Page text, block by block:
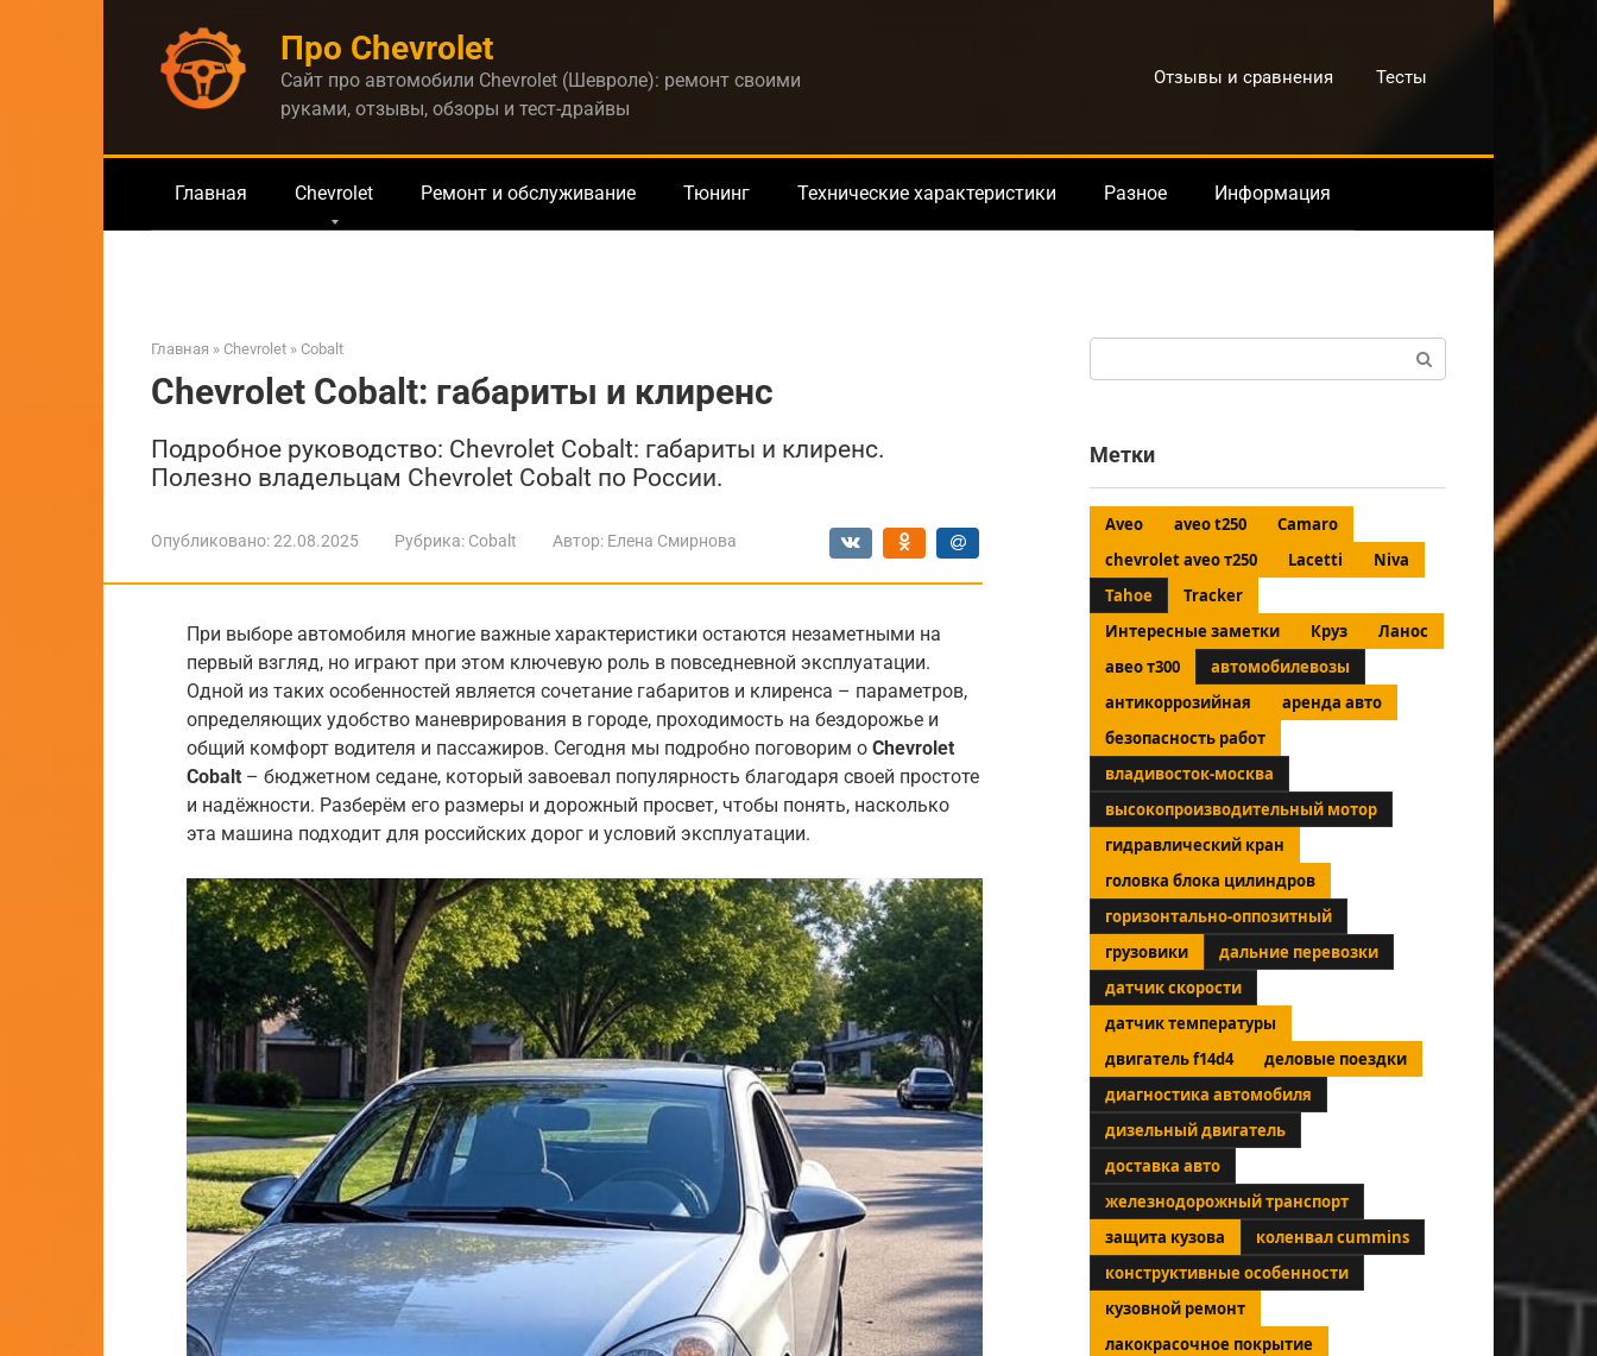
Про Chevrolet
Сайт про автомобили Chevrolet (Шевроле): ремонт своими
руками, отзывы, обзоры и тест-драйвы
Отзывы и сравнения Тесты
Главная Chevrolet Ремонт и обслуживание Тюнинг Технические характеристики Разное Информация
Главная » Chevrolet » Cobalt
Chevrolet Cobalt: габариты и клиренс
Подробное руководство: Chevrolet Cobalt: габариты и клиренс.
Полезно владельцам Chevrolet Cobalt по России.
Опубликовано:22.08.2025 Рубрика: Cobalt Автор: Елена Смирнова
При выборе автомобиля многие важные характеристики остаются незаметными на
первый взгляд, но играют при этом ключевую роль в повседневной эксплуатации.
Одной из таких особенностей является сочетание габаритов и клиренса – параметров,
определяющих удобство маневрирования в городе, проходимость на бездорожье и
общий комфорт водителя и пассажиров. Сегодня мы подробно поговорим о Chevrolet
Cobalt – бюджетном седане, который завоевал популярность благодаря своей простоте
и надёжности. Разберём его размеры и дорожный просвет, чтобы понять, насколько
эта машина подходит для российских дорог и условий эксплуатации.
Метки
Aveo aveo t250
Camaro
chevrolet aveo т250
Lacetti
Niva
Tahoe
Tracker
Интересные заметки
Круз
Ланос
авео т300
автомобилевозы
антикоррозийная
аренда авто
безопасность работ
владивосток-москва
высокопроизводительный мотор
гидравлический кран
головка блока цилиндров
горизонтально-оппозитный
грузовики
дальние перевозки
датчик скорости
датчик температуры
двигатель f14d4
деловые поездки
диагностика автомобиля
дизельный двигатель
доставка авто
железнодорожный транспорт
защита кузова
коленвал cummins
конструктивные особенности
кузовной ремонт
лакокрасочное покрытие